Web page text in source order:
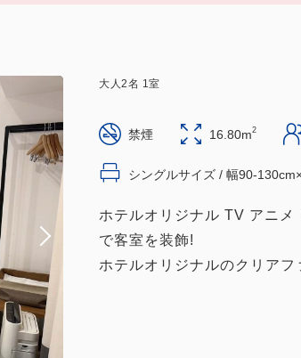
大人2名 1室
禁煙 16.80m2
シングルサイズ / 幅90-
ホテルオリジナル TV アニメ
で客室を装飾!
ホテルオリジナルのクリア